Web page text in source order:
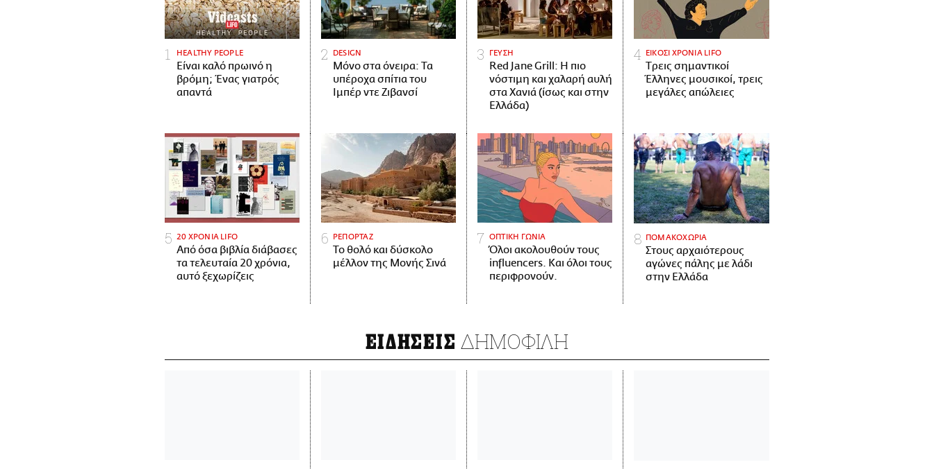
HEALTHY PEOPLE
Είναι καλό πρωινό η
βρόμη; Ένας γιατρός
απαντά
DESIGN
Μόνο στα όνειρα: Τα
υπέροχα σπίτια του
Ιμπέρ ντε Ζιβανσί
ΓΕΥΣΗ
Red Jane Grill: Η πιο
νόστιμη και χαλαρή αυλή
στα Χανιά (ίσως και στην
Ελλάδα)
ΕΙΚΟΣΙ ΧΡΟΝΙΑ LIFO
Tρεις σημαντικοί
Έλληνες μουσικοί, τρεις
μεγάλες απώλειες
20 ΧΡΟΝΙΑ LIFO
Από όσα βιβλία διάβασες
τα τελευταία 20 χρόνια,
αυτό ξεχωρίζεις
ΡΕΠΟΡΤΑΖ
Το θολό και δύσκολο
μέλλον της Μονής Σινά
ΟΠΤΙΚΗ ΓΩΝΙΑ
Όλοι ακολουθούν τους
influencers. Και όλοι τους
περιφρονούν.
ΠΟΜΑΚΟΧΩΡΙΑ
Στους αρχαιότερους
αγώνες πάλης με λάδι
στην Ελλάδα
ΕΙΔΗΣΕΙΣ ΔΗΜΟΦΙΛΗ